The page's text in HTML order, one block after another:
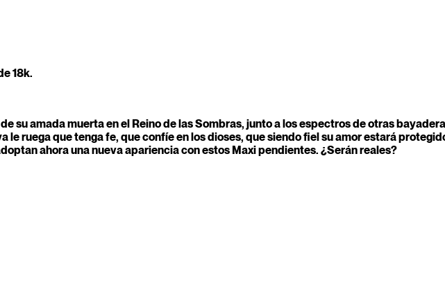
18k.
su amada muerta en el Reino de las Sombras, junto a los espectros de otras
ruega que tenga fe, que confíe en los dioses, que siendo fiel su amor estará
ahora una nueva apariencia con estos Maxi pendientes. ¿Serán reales?